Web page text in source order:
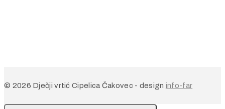
© 2026 Dječji vrtić Cipelica Čakovec - design info-far